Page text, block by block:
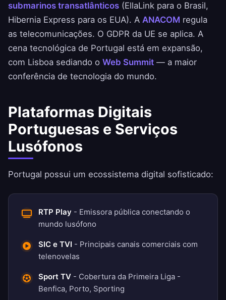
submarinos transatlânticos (EllaLink para o Brasil,
Hibernia Express para os EUA). A ANACOM regula
as telecomunicações. O GDPR da UE se aplica. A
cena tecnológica de Portugal está em expansão,
com Lisboa sediando o Web Summit — a maior
conferência de tecnologia do mundo.
Plataformas Digitais
Portuguesas e Serviços
Lusófonos
Portugal possui um ecossistema digital sofisticado:
RTP Play - Emissora pública conectando o
mundo lusófono
SIC e TVI - Principais canais comerciais com
telenovelas
Sport TV - Cobertura da Primeira Liga -
Benfica, Porto, Sporting